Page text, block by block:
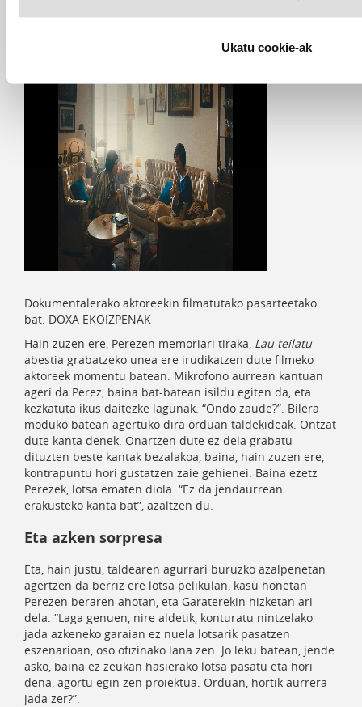
Ukatu cookie-ak
Dokumentalerako aktoreekin filmatutako pasarteetako
bat. DOXA EKOIZPENAK
Hain zuzen ere, Perezen memoriari tiraka, Lau teilatu
abestia grabatzeko unea ere irudikatzen dute filmeko
aktoreek momentu batean. Mikrofono aurrean kantuan
ageri da Perez, baina bat-batean isildu egiten da, eta
kezkatuta ikus daitezke lagunak. “Ondo zaude?”. Bilera
moduko batean agertuko dira orduan taldekideak. Ontzat
dute kanta denek. Onartzen dute ez dela grabatu
dituzten beste kantak bezalakoa, baina, hain zuzen ere,
kontrapuntu hori gustatzen zaie gehienei. Baina ezetz
Perezek, lotsa ematen diola. “Ez da jendaurrean
erakusteko kanta bat”, azaltzen du.
Eta azken sorpresa
Eta, hain justu, taldearen agurrari buruzko azalpenetan
agertzen da berriz ere lotsa pelikulan, kasu honetan
Perezen beraren ahotan, eta Garaterekin hizketan ari
dela. “Laga genuen, nire aldetik, konturatu nintzelako
jada azkeneko garaian ez nuela lotsarik pasatzen
eszenarioan, oso ofizinako lana zen. Jo leku batean, jende
asko, baina ez zeukan hasierako lotsa pasatu eta hori
dena, agortu egin zen proiektua. Orduan, hortik aurrera
jada zer?”.